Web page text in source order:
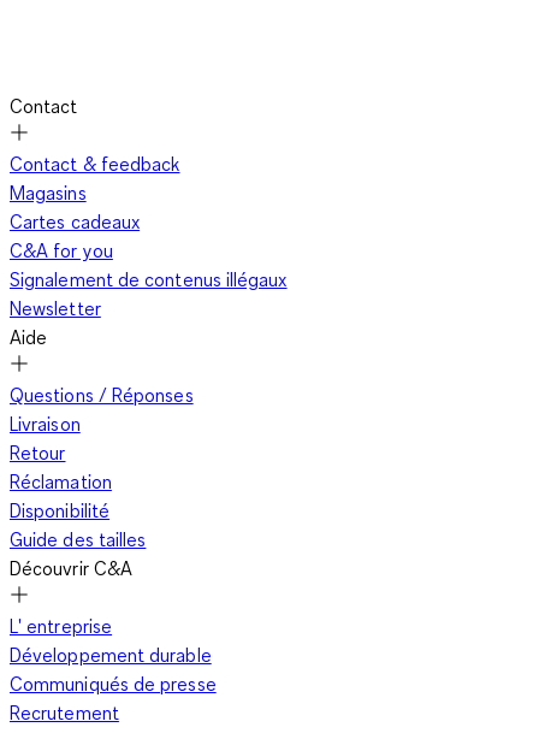
Contact
Contact & feedback
Magasins
Cartes cadeaux
C&A for you
Signalement de contenus illégaux
Newsletter
Aide
Questions / Réponses
Livraison
Retour
Réclamation
Disponibilité
Guide des tailles
Découvrir C&A
L' entreprise
Développement durable
Communiqués de presse
Recrutement